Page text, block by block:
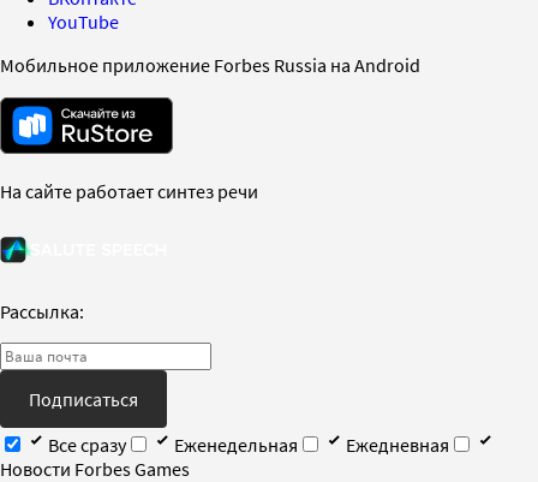
YouTube
Мобильное приложение Forbes Russia на Android
На сайте работает синтез речи
Рассылка:
Подписаться
Все сразу
Еженедельная
Ежедневная
Новости Forbes Games